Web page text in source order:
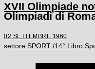
XVII Olimpiade
Olimpiadi di
02 SETTEMBRE 1960
settore SPORT /14° Libro